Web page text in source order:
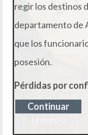
regir los destinos
departamento de
que los
posesión.
Pérdidas por
Continuar